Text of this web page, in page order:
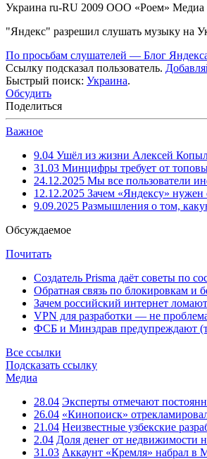
Украина ru-RU 2009 ООО «Роем» Медиа
"Яндекс" разрешил слушать музыку на
По просьбам слушателей — Блог
Ссылку подсказал пользователь.
Быстрый поиск: Украина.
Обсудить
Поделиться
Важное
9.04 Ушёл из жизни Алексей
31.03 Минцифры требует от
24.12.2025 Мы все пользователи
12.12.2025 Зачем «Яндексу»
9.09.2025 Размышления о том,
Обсуждаемое
Почитать
Создатель Prisma даёт советы по
Обратная связь по блокировкам и
Зачем российский интернет
VPN для разработки — не
ФСБ и Минздрав предупреждают
Все ссылки
Подсказать ссылку
Медиа
28.04 Эксперты отмечают
26.04 «Кинопоиск»
21.04 Неизвестные узбекские
2.04 Доля денег от недвижимости
31.03 Аккаунт «Кремля» набрал в